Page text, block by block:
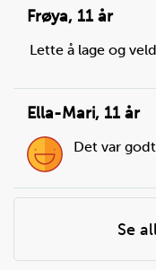
Du trenger
Frøya, 11 år
Lette å lage og
Ella-Mari, 11 år
Det var
Se